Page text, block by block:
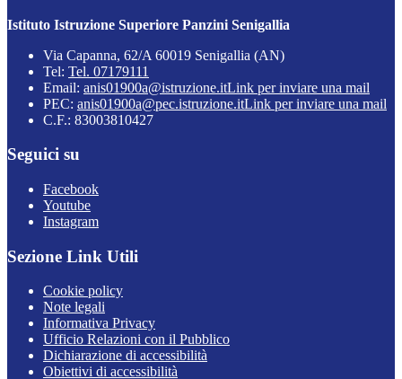
Istituto Istruzione Superiore Panzini Senigallia
Via Capanna, 62/A 60019 Senigallia (AN)
Tel: Tel. 07179111
Email: anis01900a@istruzione.itLink per inviare una mail
PEC: anis01900a@pec.istruzione.itLink per inviare una mail
C.F.: 83003810427
Seguici su
Facebook
Youtube
Instagram
Sezione Link Utili
Cookie policy
Note legali
Informativa Privacy
Ufficio Relazioni con il Pubblico
Dichiarazione di accessibilità
Obiettivi di accessibilità